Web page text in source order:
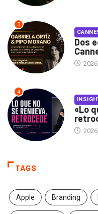
3
Dos
4
«Lo
TAGS
Apple Branding